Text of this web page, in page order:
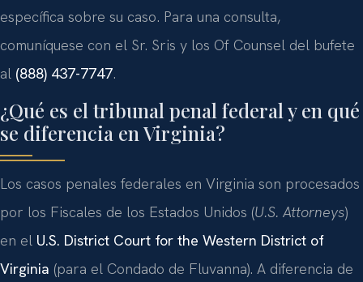
específica sobre su caso. Para una consulta,
comuníquese con el Sr. Sris y los Of Counsel del bufete
al (888) 437-7747.
¿Qué es el tribunal penal federal y en qué
se diferencia en Virginia?
Los casos penales federales en Virginia son procesados
por los Fiscales de los Estados Unidos (U.S. Attorneys)
en el U.S. District Court for the Western District of
Virginia (para el Condado de Fluvanna). A diferencia de